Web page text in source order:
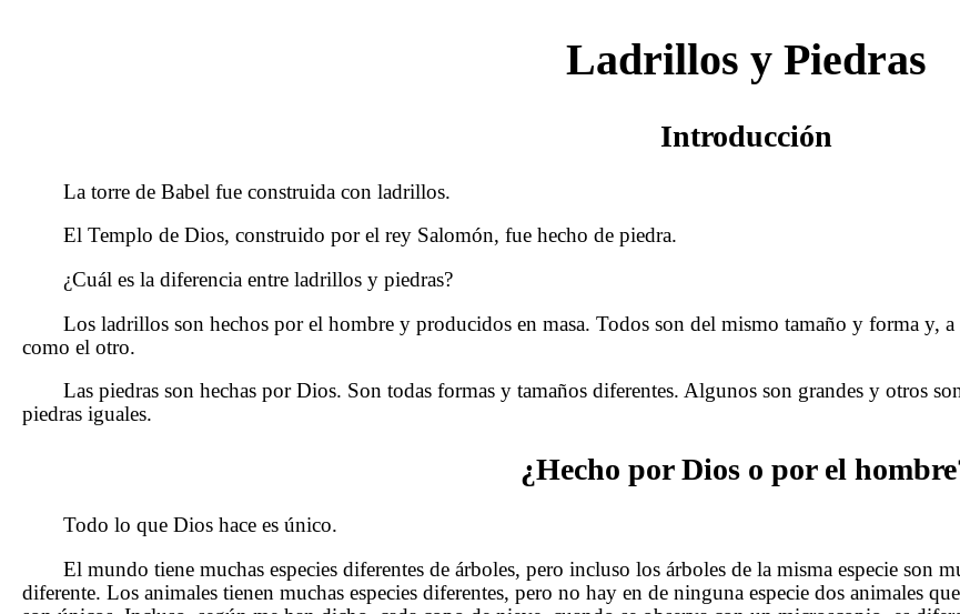
Ladrillos y Piedras
Introducción
La torre de Babel fue construida con ladrillos.
El Templo de Dios, construido por el rey Salomón, fue hecho de piedra.
¿Cuál es la diferencia entre ladrillos y piedras?
Los ladrillos son hechos por el hombre y producidos en masa. Todos son del mismo tamaño y forma y,
como el otro.
Las piedras son hechas por Dios. Son todas formas y tamaños diferentes. Algunos son grandes y otros
piedras iguales.
¿Hecho por Dios o por el
Todo lo que Dios hace es único.
El mundo tiene muchas especies diferentes de árboles, pero incluso los árboles de la misma especie son
diferente. Los animales tienen muchas especies diferentes, pero no hay en de ninguna especie dos animales